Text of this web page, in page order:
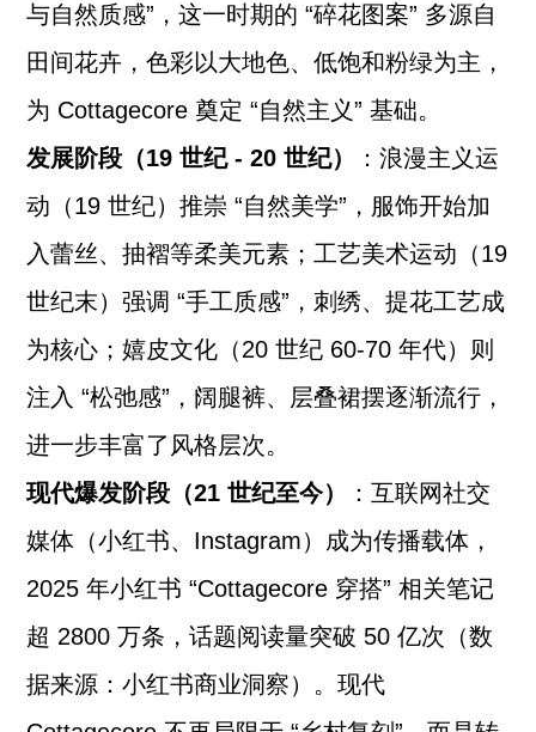
与自然质感”，这一时期的 “碎花图案” 多源自
田间花卉，色彩以大地色、低饱和粉绿为主，
为 Cottagecore 奠定 “自然主义” 基础。
发展阶段（19 世纪 - 20 世纪）
：浪漫主义运
动（19 世纪）推崇 “自然美学”，服饰开始加
入蕾丝、抽褶等柔美元素；工艺美术运动（19
世纪末）强调 “手工质感”，刺绣、提花工艺成
为核心；嬉皮文化（20 世纪 60-70 年代）则
注入 “松弛感”，阔腿裤、层叠裙摆逐渐流行，
进一步丰富了风格层次。
现代爆发阶段（21 世纪至今）
：互联网社交
媒体（小红书、Instagram）成为传播载体，
2025 年小红书 “Cottagecore 穿搭” 相关笔记
超 2800 万条，话题阅读量突破 50 亿次（数
据来源：小红书商业洞察）。现代